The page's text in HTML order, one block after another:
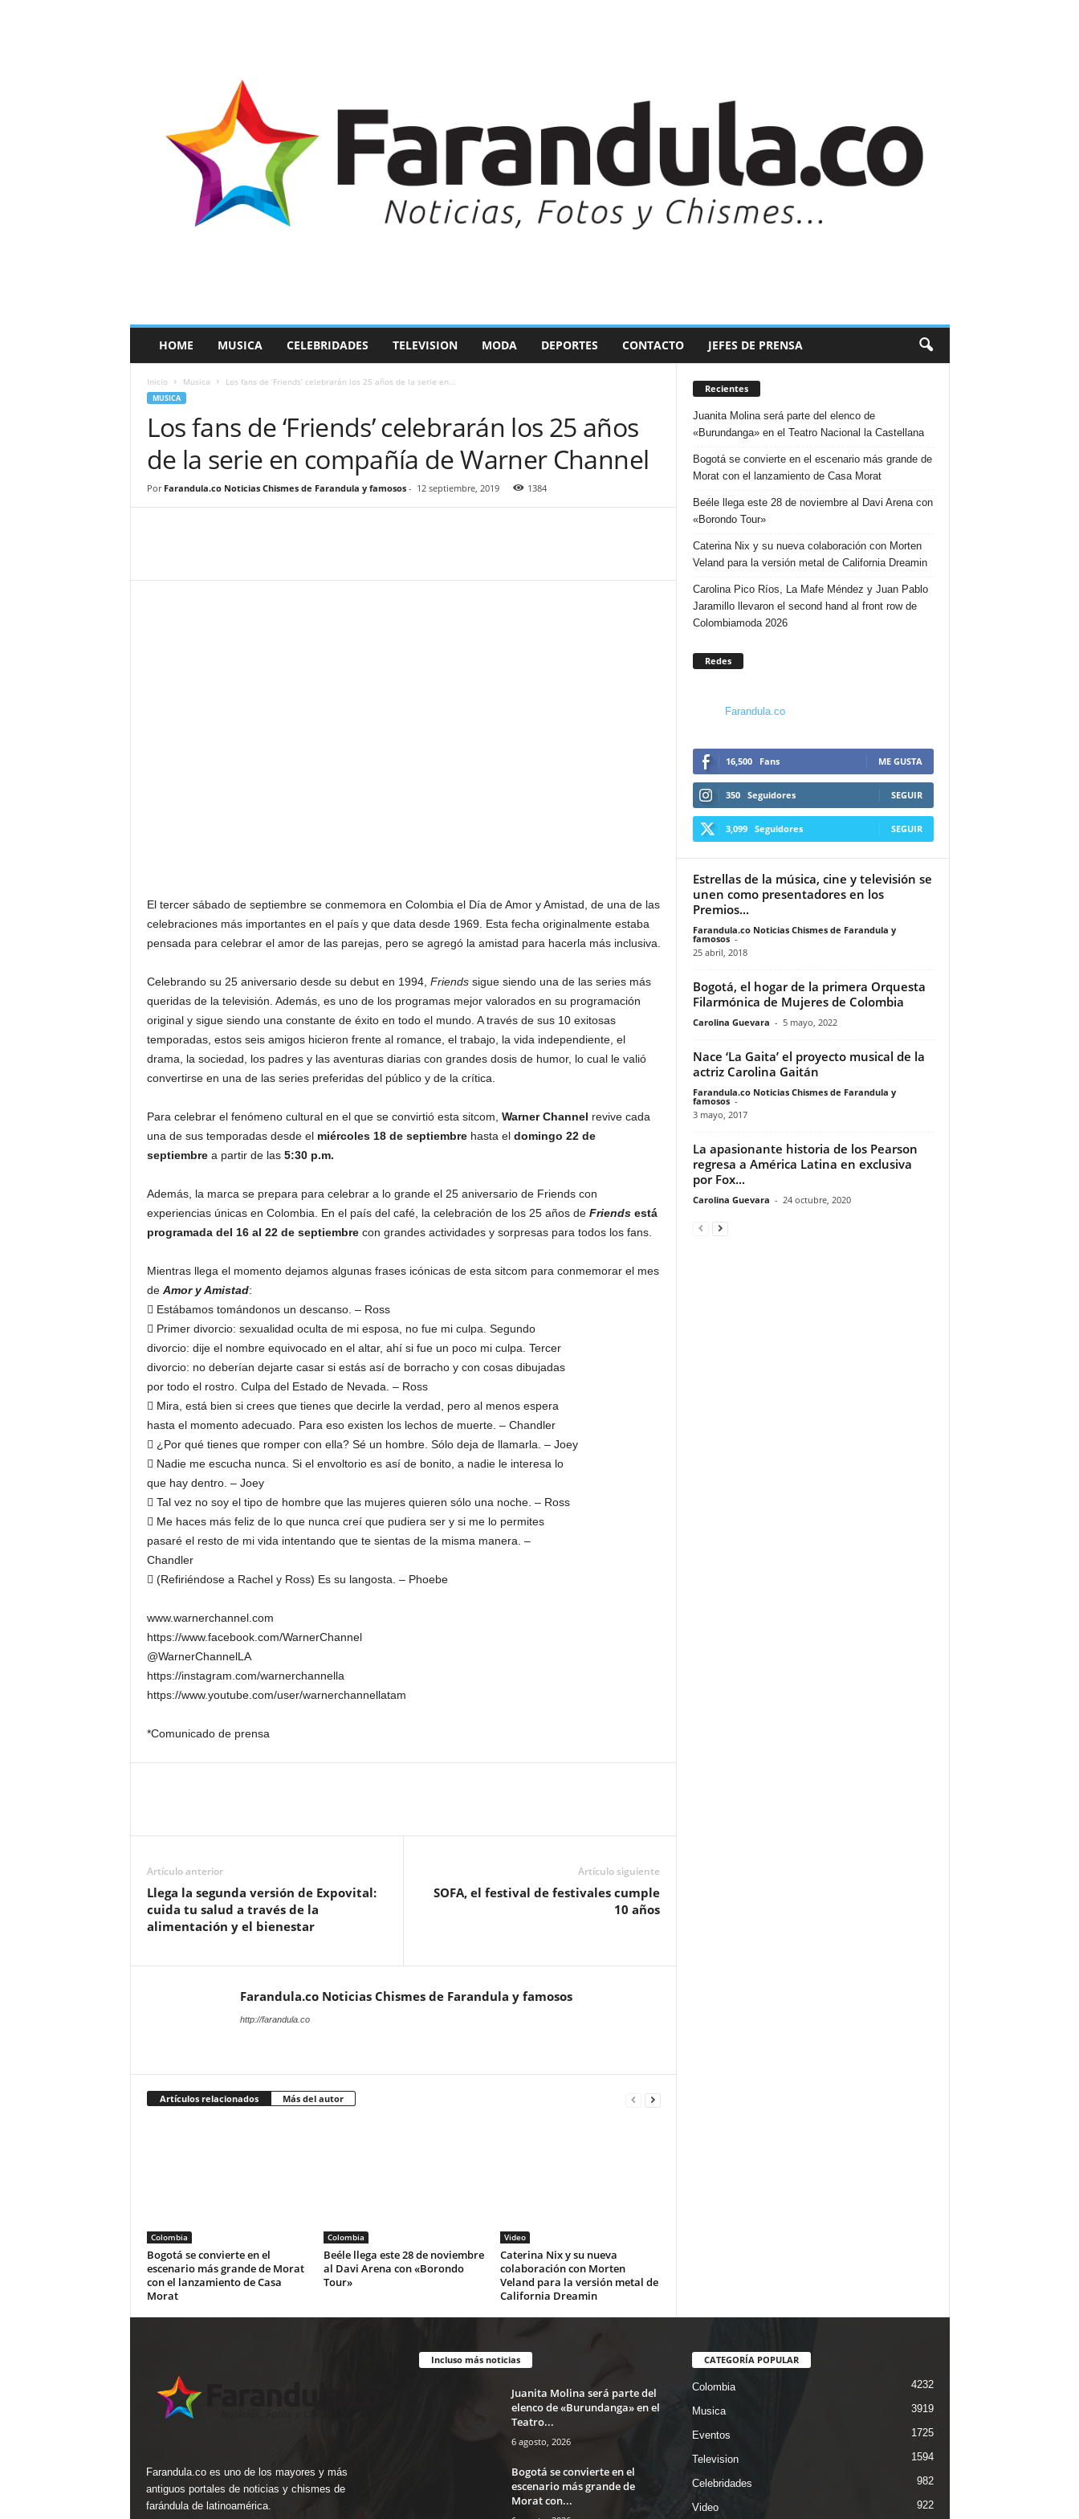
a
HOME MUSICA CELEBRIDADES TELEVISION MODA DEPORTES CONTACTO JEFES DE PRENSA
Inicio Musica Los fans de ‘Friends’ celebrarán los 25 años de la serie en...
MUSICA
Los fans de ‘Friends’ celebrarán los 25 años
de la serie en compañía de Warner Channel
Por Farandula.co Noticias Chismes de Farandula y famosos- 12 septiembre, 2019 1384
El tercer sábado de septiembre se conmemora en Colombia el Día de Amor y Amistad, de una de las
celebraciones más importantes en el país y que data desde 1969. Esta fecha originalmente estaba
pensada para celebrar el amor de las parejas, pero se agregó la amistad para hacerla más inclusiva.
Celebrando su 25 aniversario desde su debut en 1994, Friendssigue siendo una de las series más
queridas de la televisión. Además, es uno de los programas mejor valorados en su programación
original y sigue siendo una constante de éxito en todo el mundo. A través de sus 10 exitosas
temporadas, estos seis amigos hicieron frente al romance, el trabajo, la vida independiente, el
drama, la sociedad, los padres y las aventuras diarias con grandes dosis de humor, lo cual le valió
convertirse en una de las series preferidas del público y de la crítica.
Para celebrar el fenómeno cultural en el que se convirtió esta sitcom, Warner Channel revive cada
una de sus temporadas desde el miércoles 18 de septiembre hasta el domingo 22 de
septiembrea partir de las 5:30 p.m.
Además, la marca se prepara para celebrar a lo grande el 25 aniversario de Friends con
experiencias únicas en Colombia. En el país del café, la celebración de los 25 años de Friends está
programada del 16 al 22 de septiembre con grandes actividades y sorpresas para todos los fans.
Mientras llega el momento dejamos algunas frases icónicas de esta sitcom para conmemorar el mes
de Amor y Amistad:
 Estábamos tomándonos un descanso. – Ross
 Primer divorcio: sexualidad oculta de mi esposa, no fue mi culpa. Segundo
divorcio: dije el nombre equivocado en el altar, ahí si fue un poco mi culpa. Tercer
divorcio: no deberían dejarte casar si estás así de borracho y con cosas dibujadas
por todo el rostro. Culpa del Estado de Nevada. – Ross
 Mira, está bien si crees que tienes que decirle la verdad, pero al menos espera
hasta el momento adecuado. Para eso existen los lechos de muerte. – Chandler
 ¿Por qué tienes que romper con ella? Sé un hombre. Sólo deja de llamarla. – Joey
 Nadie me escucha nunca. Si el envoltorio es así de bonito, a nadie le interesa lo
que hay dentro. – Joey
 Tal vez no soy el tipo de hombre que las mujeres quieren sólo una noche. – Ross
 Me haces más feliz de lo que nunca creí que pudiera ser y si me lo permites
pasaré el resto de mi vida intentando que te sientas de la misma manera. –
Chandler
 (Refiriéndose a Rachel y Ross) Es su langosta. – Phoebe
www.warnerchannel.com
https://www.facebook.com/WarnerChannel
@WarnerChannelLA
https://instagram.com/warnerchannella
https://www.youtube.com/user/warnerchannellatam
*Comunicado de prensa
Artículo anterior
Llega la segunda versión de Expovital:
cuida tu salud a través de la
alimentación y el bienestar
Artículo siguiente
SOFA, el festival de festivales cumple
10 años
Farandula.co Noticias Chismes de Farandula y famosos
http://farandula.co
Artículos relacionados Más del autor
Colombia
Bogotá se convierte en el
escenario más grande de Morat
con el lanzamiento de Casa
Morat
Colombia
Beéle llega este 28 de noviembre
al Davi Arena con «Borondo
Tour»
Video
Caterina Nix y su nueva
colaboración con Morten
Veland para la versión metal de
California Dreamin
Recientes
Juanita Molina será parte del elenco de
«Burundanga» en el Teatro Nacional la Castellana
Bogotá se convierte en el escenario más grande de
Morat con el lanzamiento de Casa Morat
Beéle llega este 28 de noviembre al Davi Arena con
«Borondo Tour»
Caterina Nix y su nueva colaboración con Morten
Veland para la versión metal de California Dreamin
Carolina Pico Ríos, La Mafe Méndez y Juan Pablo
Jaramillo llevaron el second hand al front row de
Colombiamoda 2026
Redes
Farandula.co
16,500 Fans ME GUSTA
350 Seguidores SEGUIR
3,099 Seguidores SEGUIR
Estrellas de la música, cine y televisión se
unen como presentadores en los
Premios...
Farandula.co Noticias Chismes de Farandula y
famosos -
25 abril, 2018
Bogotá, el hogar de la primera Orquesta
Filarmónica de Mujeres de Colombia
Carolina Guevara - 5 mayo, 2022
Nace ‘La Gaita’ el proyecto musical de la
actriz Carolina Gaitán
Farandula.co Noticias Chismes de Farandula y
famosos -
3 mayo, 2017
La apasionante historia de los Pearson
regresa a América Latina en exclusiva
por Fox...
Carolina Guevara - 24 octubre, 2020
Farandula.co es uno de los mayores y más
antiguos portales de noticias y chismes de
farándula de latinoamérica.
Incluso más noticias
Juanita Molina será parte del
elenco de «Burundanga» en el
Teatro...
6 agosto, 2026
Bogotá se convierte en el
escenario más grande de
Morat con...
CATEGORÍA POPULAR
Colombia 4232
Musica 3919
Eventos 1725
Television 1594
Celebridades 982
Video 922